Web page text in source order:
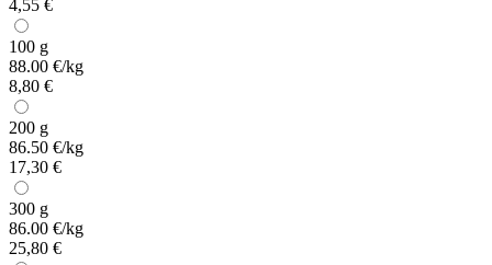
4,55 €
100 g
88.00 €/kg
8,80 €
200 g
86.50 €/kg
17,30 €
300 g
86.00 €/kg
25,80 €